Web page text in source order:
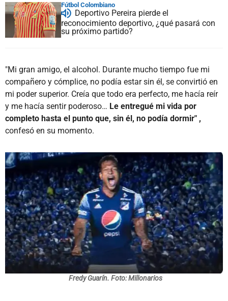
Fútbol Colombiano
Deportivo Pereira pierde el
reconocimiento deportivo, ¿qué pasará con
su próximo partido?
"Mi gran amigo, el alcohol. Durante mucho tiempo fue mi
compañero y cómplice, no podía estar sin él, se convirtió en
mi poder superior. Creía que todo era perfecto, me hacía reír
y me hacía sentir poderoso… Le entregué mi vida por
completo hasta el punto que, sin él, no podía dormir" ,
confesó en su momento.
Fredy Guarín. Foto: Millonarios